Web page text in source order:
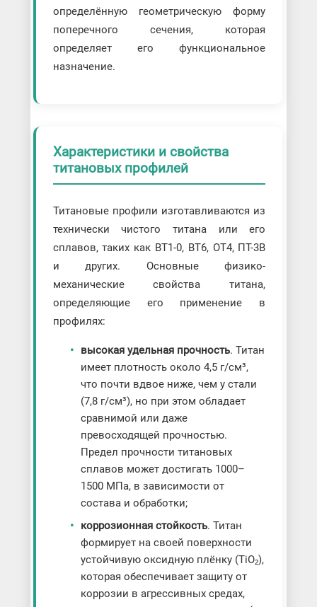
определённую геометрическую форму
поперечного сечения, которая
определяет его функциональное
назначение.
Характеристики и свойства
титановых профилей
Титановые профили изготавливаются из
технически чистого титана или его
сплавов, таких как ВТ1-0, ВТ6, ОТ4, ПТ-3В
и других. Основные физико-
механические свойства титана,
определяющие его применение в
профилях:
высокая удельная прочность. Титан
имеет плотность около 4,5 г/см³,
что почти вдвое ниже, чем у стали
(7,8 г/см³), но при этом обладает
сравнимой или даже
превосходящей прочностью.
Предел прочности титановых
сплавов может достигать 1000–
1500 МПа, в зависимости от
состава и обработки;
коррозионная стойкость. Титан
формирует на своей поверхности
устойчивую оксидную плёнку (TiO₂),
которая обеспечивает защиту от
коррозии в агрессивных средах,